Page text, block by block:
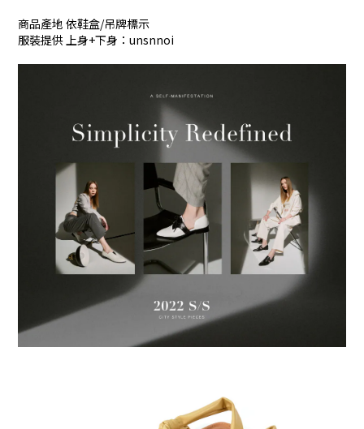
商品產地 依鞋盒/吊牌標示
服裝提供 上身+下身：unsnnoi